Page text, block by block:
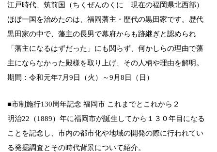
江戸時代、筑前国（ちくぜんのくに 現在の福岡県北西部）
ほぼ一国を治めたのは、福岡藩主・歴代の黒田家です。歴代
黒田家の中で、藩主の長男で幕府からも跡継ぎと認められ
「藩主になるはずだった」にも関らず、何かしらの理由で藩
主にならなかった殿様を取り上げ、その人柄や理由を解明。
期間：令和元年7月9日（火）～9月8日（日）
■市制施行130周年記念 福岡市 これまでとこれから２
明治22（1889）年に福岡市が誕生してから１３０年目になる
ことを記念し、市内の都市化や地域の開発の際に行われてい
る発掘調査とその時代背景について紹介。